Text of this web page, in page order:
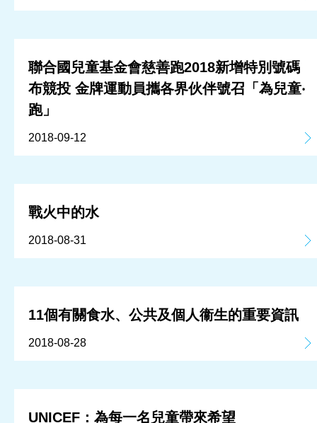
聯合國兒童基金會慈善跑2018新增特別號碼
布競投 金牌運動員攜各界伙伴號召「為兒童‧
跑」
2018-09-12
戰火中的水
2018-08-31
11個有關食水、公共及個人衞生的重要資訊
2018-08-28
UNICEF：為每一名兒童帶來希望